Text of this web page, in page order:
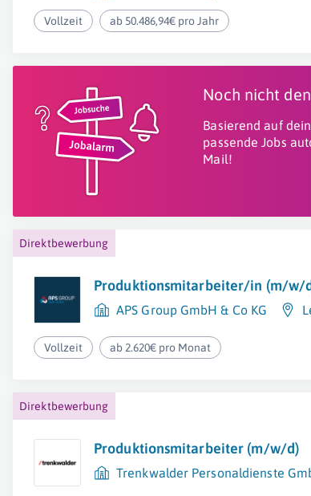
Vollzeit ab 50.486,94€ pro Jahr
Noch nicht
Basierend auf
passende Jobs
Mail!
Direktbewerbung
Produktionsmitarbeiter/in (m/w/
APS Group GmbH & Co KG
Vollzeit ab 2.620€ pro Monat
Direktbewerbung
Produktionsmitarbeiter (m/w/d)
Trenkwalder Personaldienste